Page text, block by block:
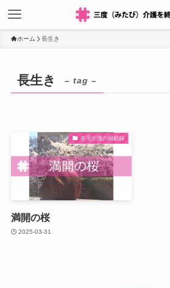
ホーム 長生き
長生き – tag –
在宅介護の回顧録
満開の桜
2025-03-31